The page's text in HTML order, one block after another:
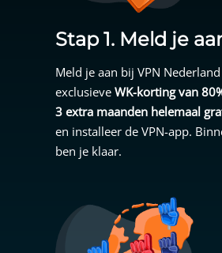
Stap 1. Meld je
Meld je aan bij VPN Nederland
exclusieve WK-korting van
3 extra maanden helemaal
en installeer de VPN-app.
ben je klaar.